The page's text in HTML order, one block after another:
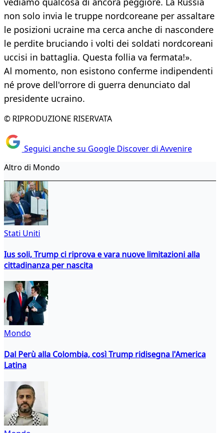
non solo invia le truppe nordcoreane per assaltare
le posizioni ucraine ma cerca anche di nascondere
le perdite bruciando i volti dei soldati nordcoreani
uccisi in battaglia. Questa follia va fermata!».
Al momento, non esistono conferme indipendenti
né prove dell'orrore di guerra denunciato dal
presidente ucraino.
© RIPRODUZIONE RISERVATA
Seguici anche su Google Discover di Avvenire
Altro di Mondo
Stati Uniti
Ius soli, Trump ci riprova e vara nuove limitazioni alla
cittadinanza per nascita
Mondo
Dal Perù alla Colombia, così Trump ridisegna l'America
Latina